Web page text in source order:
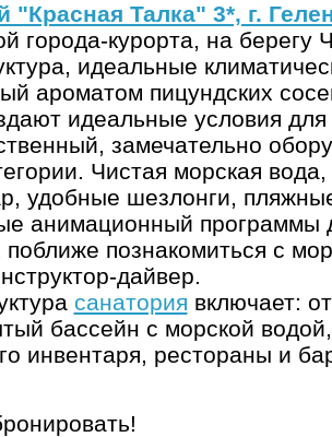
"Красная Талка" 3*, г.
города-курорта, на берегу
идеальные
ароматом пицундских
идеальные условия
замечательно
Чистая морская
удобные шезлонги,
анимационный программы
познакомиться с
дайвер.
санатория включает:
бассейн с морской
инвентаря, рестораны и